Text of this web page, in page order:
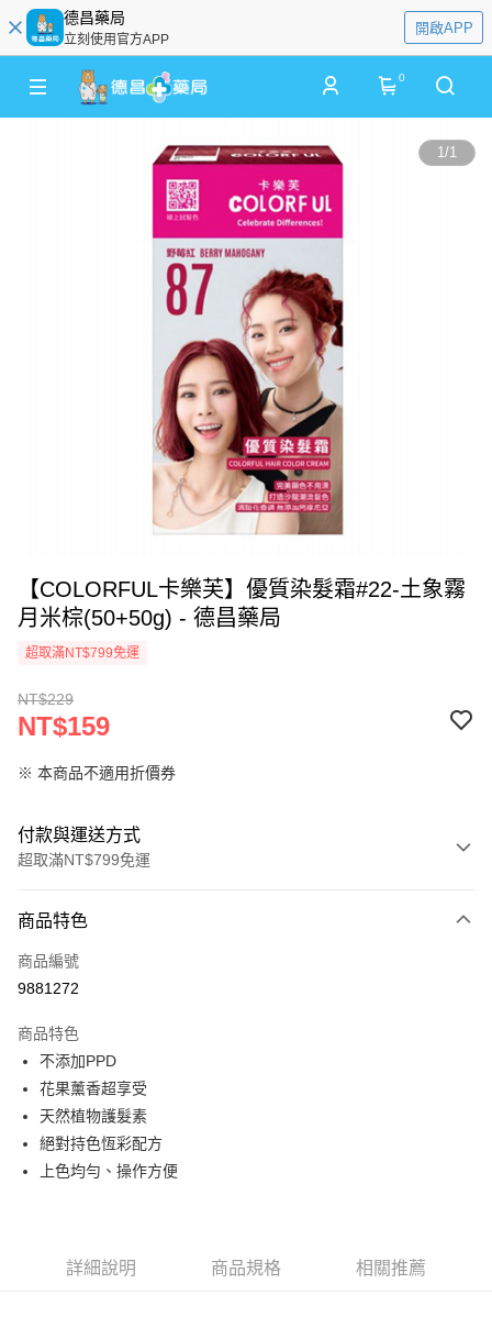
德昌藥局
立刻使用官方APP
開啟APP
0
1/1
【COLORFUL卡樂芙】優質染髮霜#22-土象霧
月米棕(50+50g) - 德昌藥局
超取滿NT$799免運
NT$229
NT$159
※ 本商品不適用折價券
付款與運送方式
超取滿NT$799免運
信用卡一次付款
超商取貨付款
Apple Pay
街口支付
悠遊付
Google Pay
AFTEE先享後付
商品特色
商品編號
9881272
商品特色
不添加PPD
花果薰香超享受
天然植物護髮素
絕對持色恆彩配方
上色均勻、操作方便
詳細說明 商品規格 相關推薦